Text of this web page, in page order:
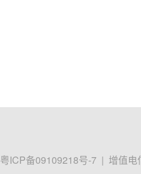
粤ICP备09109218号-7 | 增值电